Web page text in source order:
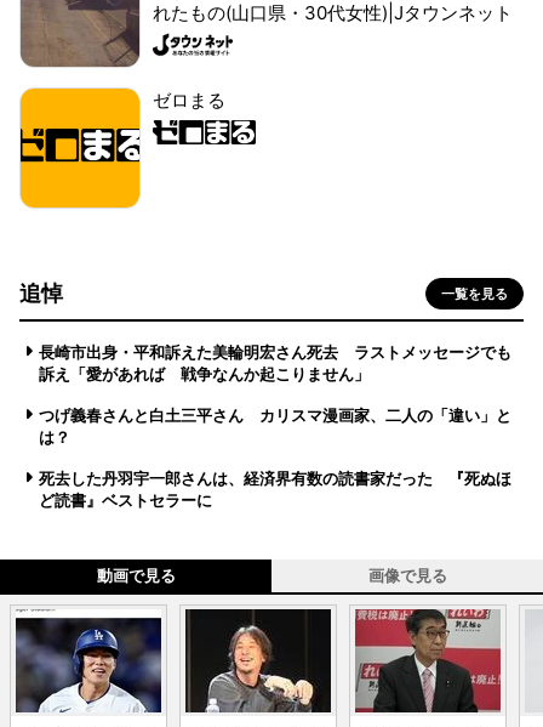
れたもの(山口県・30代女性)|Jタウンネット
ゼロまる
追悼 一覧を見る
長崎市出身・平和訴えた美輪明宏さん死去 ラストメッセージでも
訴え「愛があれば 戦争なんか起こりません」
つげ義春さんと白土三平さん カリスマ漫画家、二人の「違い」と
は？
死去した丹羽宇一郎さんは、経済界有数の読書家だった 『死ぬほ
ど読書』ベストセラーに
動画で見る 画像で見る